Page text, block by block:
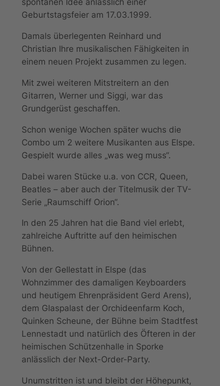
spontanen Idee anlässlich einer
Geburtstagsfeier am 17.03.1999.
Damals überlegenten Reinhard und
Christian Ihre musikalischen Fähigkeiten in
einem neuen Projekt zusammen zu legen.
Mit zwei weiteren Mitstreitern an den
Gitarren, Werner und Siggi, war das
Grundgerüst geschaffen.
Schon wenige Wochen später wuchs die
Combo um 2 weitere Musikanten aus Elspe.
Gespielt wurde alles „was weg muss“.
Dabei waren Stücke u.a. von CCR, Queen,
Beatles – aber auch der Titelmusik der TV-
Serie „Raumschiff Orion“.
In den 25 Jahren hat die Band viel erlebt,
zahlreiche Auftritte auf den heimischen
Bühnen.
Von der Gellestatt in Elspe (das
Wohnzimmer des damaligen Keyboarders
und heutigem Ehrenpräsident Gerd Arens),
dem Glaspalast der Orchideenfarm Koch,
Quinken Scheune, der Bühne beim Stadtfest
Lennestadt und natürlich des Öfteren in der
heimischen Schützenhalle in Sporke
anlässlich der Next-Order-Party.
Unumstritten ist und bleibt der Höhepunkt,